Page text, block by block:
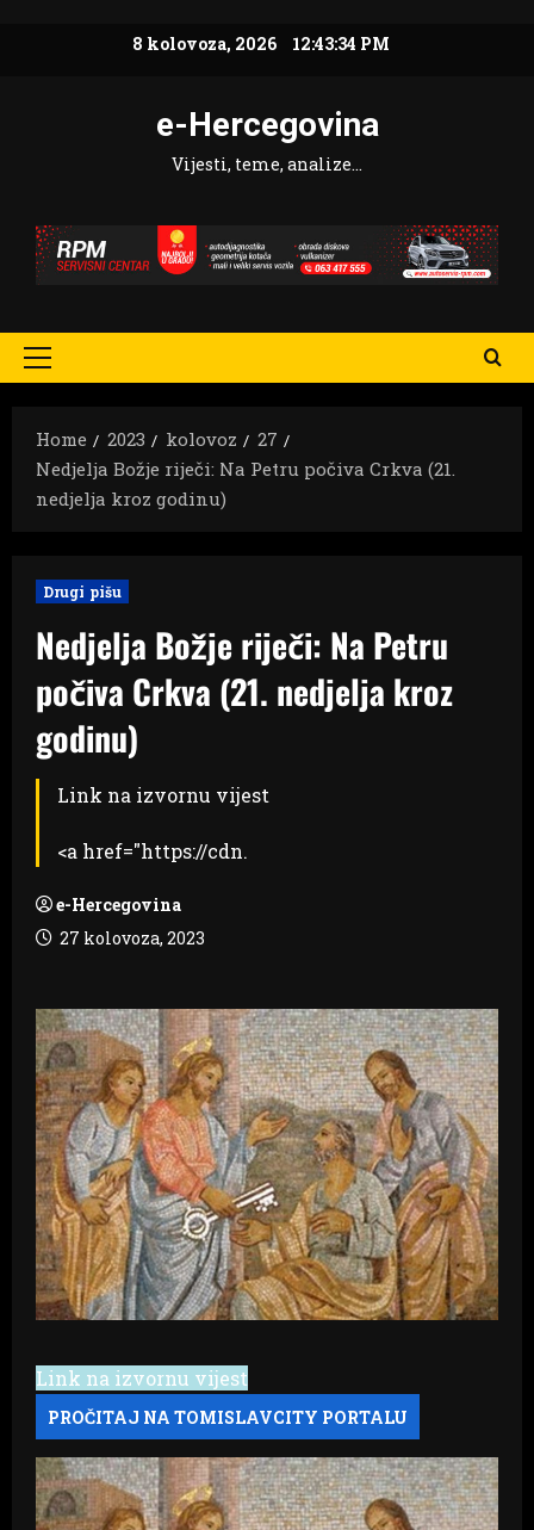
8 kolovoza, 2026 12:43:35 PM
e-Hercegovina
Vijesti, teme, analize…
Primary
Home
2023 kolovoz
27
Nedjelja Božje riječi: Na Petru počiva Crkva (21.
nedjelja kroz godinu)
Drugi pišu
Nedjelja Božje riječi: Na Petru
počiva Crkva (21. nedjelja kroz
godinu)
Link na izvornu vijest
<a href="https://cdn.
e-Hercegovina
27 kolovoza, 2023
Link na izvornu vijest